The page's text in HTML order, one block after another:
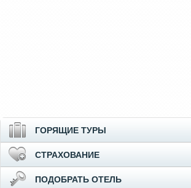
ГОРЯЩИЕ ТУРЫ
СТРАХОВАНИЕ
ПОДОБРАТЬ ОТЕЛЬ